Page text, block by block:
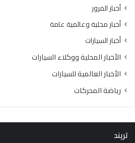
أخبار المرور
أخبار محلية وعالمية عامة
أخبار السيارات
الأخبار المحلية ووكلاء السيارات
الأخبار العالمية للسيارات
رياضة المحركات
تريند